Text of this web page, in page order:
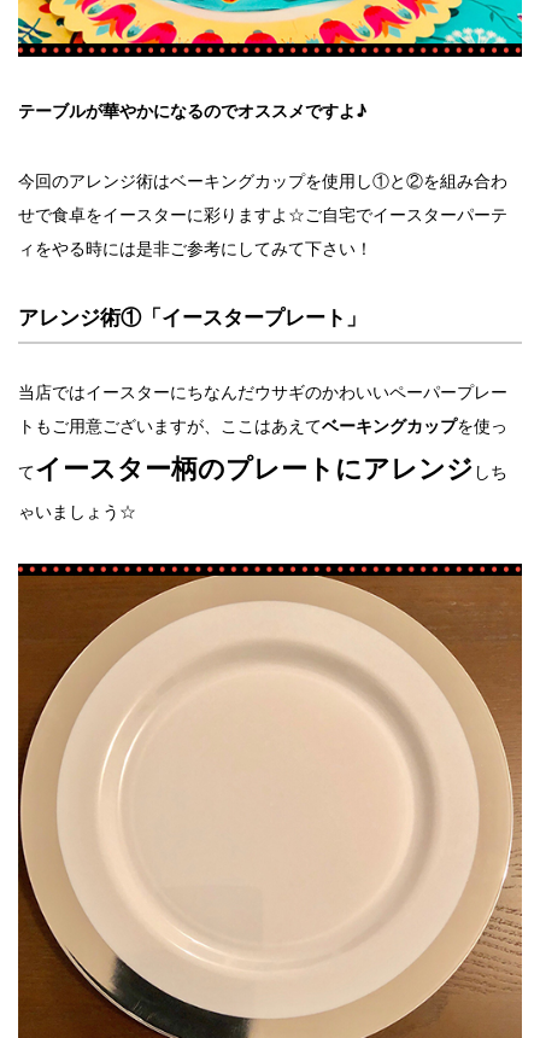
テーブルが華やかになるのでオススメですよ♪
今回のアレンジ術はベーキングカップを使用し①と②を組み合わ
せで食卓をイースターに彩りますよ☆ご自宅でイースターパーテ
ィをやる時には是非ご参考にしてみて下さい！
アレンジ術①「イースタープレート」
当店ではイースターにちなんだウサギのかわいいペーパープレー
トもご用意ございますが、ここはあえてベーキングカップを使っ
てイースター柄のプレートにアレンジしち
ゃいましょう☆